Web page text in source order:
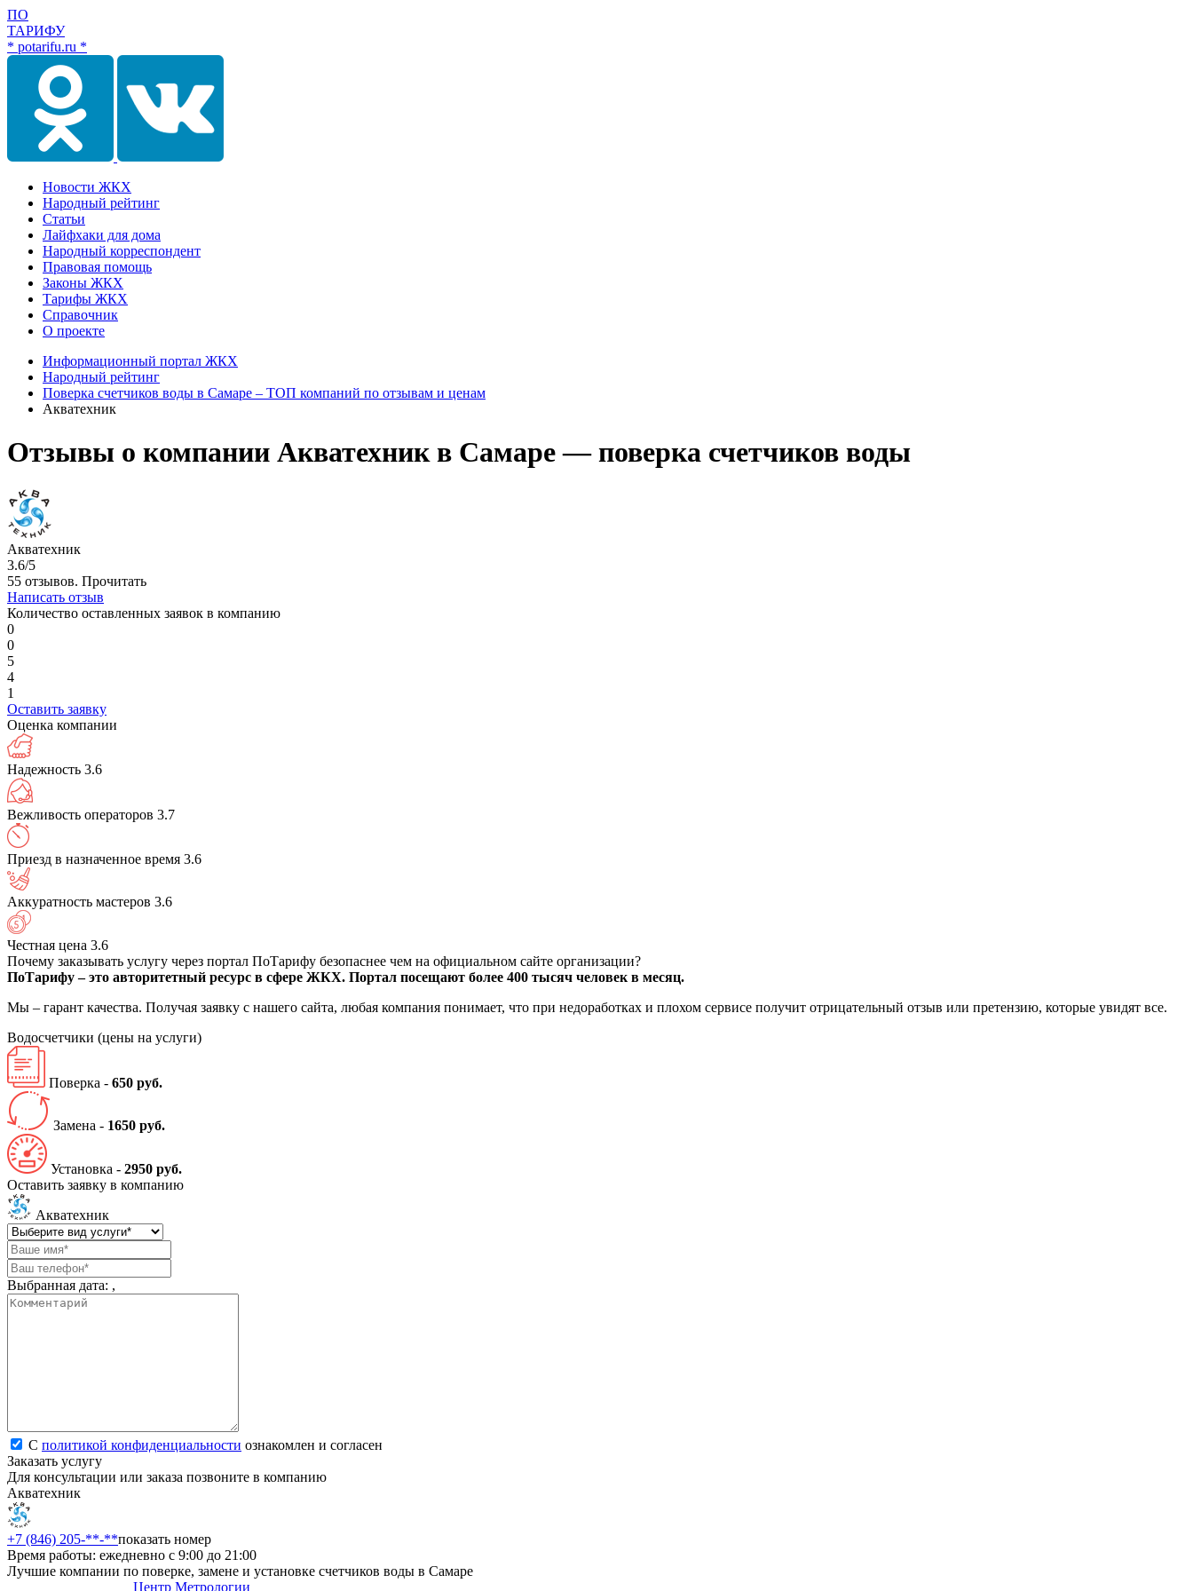
ПО
ТАРИФУ
* potarifu.ru *
Новости ЖКХ
Народный рейтинг
Статьи
Лайфхаки для дома
Народный корреспондент
Правовая помощь
Законы ЖКХ
Тарифы ЖКХ
Справочник
О проекте
Информационный портал ЖКХ
Народный рейтинг
Поверка счетчиков воды в Самаре – ТОП компаний по отзывам и ценам
Акватехник
Отзывы о компании Акватехник в Самаре — поверка счетчиков воды
Акватехник
3.6/5
55 отзывов. Прочитать
Написать отзыв
Количество оставленных заявок в компанию
0
0
5
4
1
Оставить заявку
Оценка компании
Надежность 3.6
Вежливость операторов 3.7
Приезд в назначенное время 3.6
Аккуратность мастеров 3.6
Честная цена 3.6
Почему заказывать услугу через портал ПоТарифу безопаснее чем на официальном сайте организации?
ПоТарифу – это авторитетный ресурс в сфере ЖКХ. Портал посещают более 400 тысяч человек в месяц.
Мы – гарант качества. Получая заявку с нашего сайта, любая компания понимает, что при недоработках и плохом сервисе получит отрицательный отзыв или претензию, которые увидят все.
Водосчетчики (цены на услуги)
Поверка - 650 руб.
Замена - 1650 руб.
Установка - 2950 руб.
Оставить заявку в компанию
Акватехник
Выбранная дата: ,
С политикой конфиденциальности ознакомлен и согласен
Заказать услугу
Для консультации или заказа позвоните в компанию
Акватехник
+7 (846) 205-**-**показать номер
Время работы: ежедневно с 9:00 до 21:00
Лучшие компании по поверке, замене и установке счетчиков воды в Самаре
Центр Метрологии